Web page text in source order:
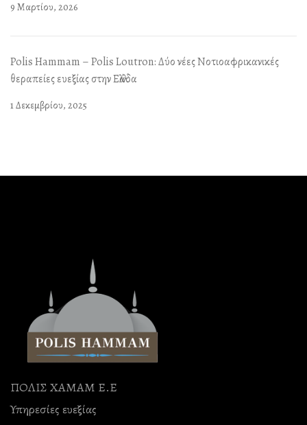
9 Μαρτίου, 2026
Polis Hammam – Polis Loutron: Δύο νέες Νοτιοαφρικανικές
θεραπείες ευεξίας στην Ελλάδα
1 Δεκεμβρίου, 2025
ΠΟΛΙΣ ΧΑΜΑΜ Ε.Ε
Υπηρεσίες ευεξίας